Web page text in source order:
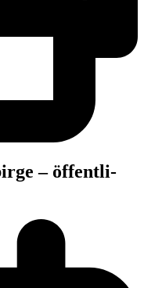
– öffent­li­